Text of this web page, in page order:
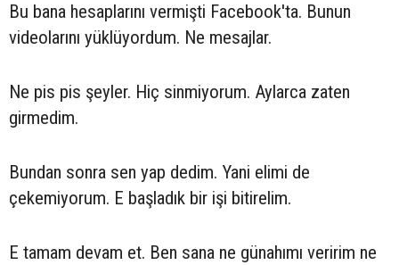
Bu bana hesaplarını vermişti Facebook'ta. Bunun
videolarını yüklüyordum. Ne mesajlar.
Ne pis pis şeyler. Hiç sinmiyorum. Aylarca zaten
girmedim.
Bundan sonra sen yap dedim. Yani elimi de
çekemiyorum. E başladık bir işi bitirelim.
E tamam devam et. Ben sana ne günahımı veririm ne